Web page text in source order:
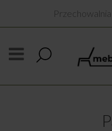
Przechowalnia